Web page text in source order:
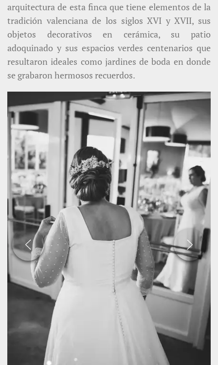
arquitectura de esta finca que tiene elementos de la
tradición valenciana de los siglos XVI y XVII, sus
objetos decorativos en cerámica, su patio
adoquinado y sus espacios verdes centenarios que
resultaron ideales como jardines de boda en donde
se grabaron hermosos recuerdos.